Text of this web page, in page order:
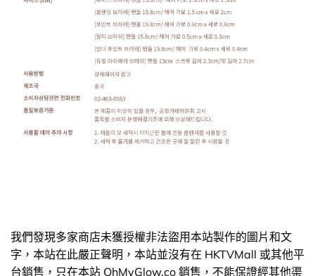
我們發現多家商店未獲授權非法盜用本站製作的圖片和文
字，本站在此嚴正聲明，本站並沒有在 HKTVMall 或其他平
台銷售，只在本站 OhMyGlow.co 銷售，不能保證經其他渠